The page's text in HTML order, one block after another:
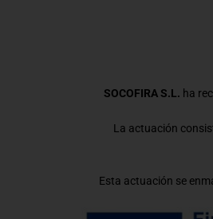
SOCOFIRA S.L. ha
La actuación
Esta actuación se